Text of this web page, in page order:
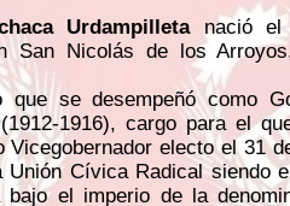
Urdampilletanació el
San Nicolás de los
que se desempeñó como
1916), cargo para el
Vicegobernador electo el 31
Unión Cívica Radical siendo
el imperio de la